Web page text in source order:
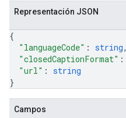
Representación JSON
{
"languageCode" : string,
"closedCaptionFormat" :
"url" : string
}
Campos